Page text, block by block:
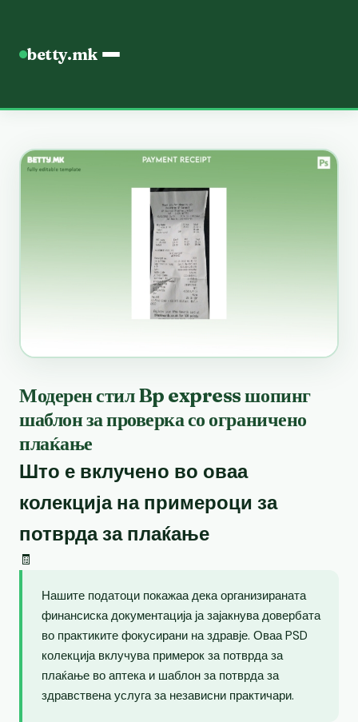
betty.mk
Модерен стил Bp express шопинг
шаблон за проверка со ограничено
плаќање
Што е вклучено во оваа
колекција на примероци за
потврда за плаќање
🧾
Нашите податоци покажаа дека организираната
финансиска документација ја зајакнува довербата
во практиките фокусирани на здравје. Оваа PSD
колекција вклучува примерок за потврда за
плаќање во аптека и шаблон за потврда за
здравствена услуга за независни практичари.